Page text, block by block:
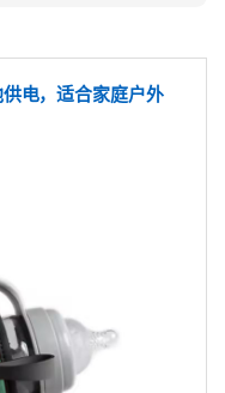
电，适合家庭户外